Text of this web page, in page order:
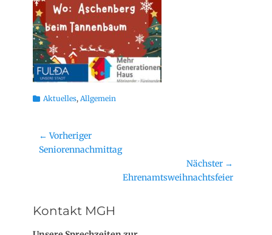
Kategorien
Aktuelles, Allgemein
Beitragsnavigation
← Vorheriger
Vorheriger
Seniorennachmittag
Nächster →
Ehrenamtsweihnachtsfeier
Kontakt MGH